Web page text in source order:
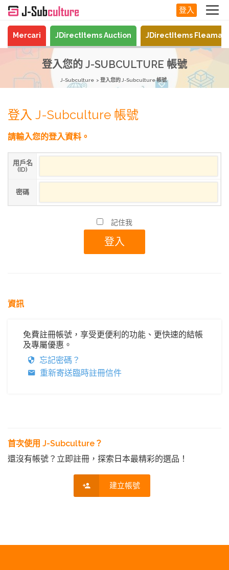
登入
Mercari JDirectItems Auction JDirectItems
登入您的 J-SUBCULTURE 帳號
J-Subculture 登入您的 J-Subculture 帳號
登入 J-Subculture 帳號
請輸入您的登入資料。
用戶名
(ID)
密碼
記住我
資訊
免費註冊帳號，享受更便利的功能、更快速的結帳
及專屬優惠。
忘記密碼？
重新寄送臨時註冊信件
首次使用 J-Subculture？
還沒有帳號？立即註冊，探索日本最精彩的選品！
建立帳號